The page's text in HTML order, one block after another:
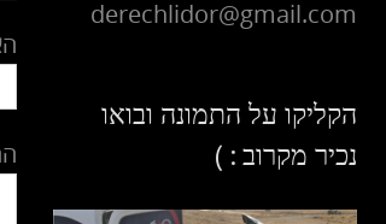
הקליקו על התמונה ובואו
נכיר מקרוב : )